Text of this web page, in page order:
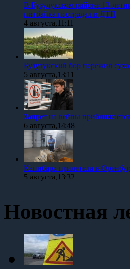
В Бузулукском районе 13-
питбайка пострадал в ДТП
4 августа,11:11
Бузулукский бор пережил
5 августа,13:11
Запрет на вейпы приближается
6 августа,14:48
Капибара прилетела в
5 августа,13:32
Новостная